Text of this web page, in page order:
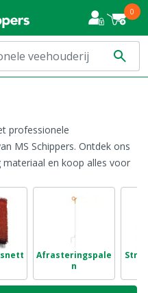
0
professionele
MS Schippers. Ontdek ons
en koop alles voor
Afrasteringspale
n